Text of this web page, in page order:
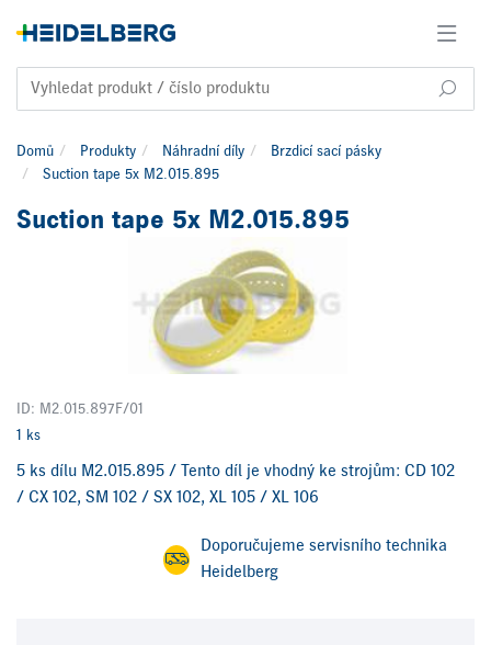
Domů Produkty Náhradní díly
Brzdicí sací pásky
Suction tape 5x M2.015.895
Suction tape 5x M2.015.895
ID: M2.015.897F/01
1 ks
5 ks dílu M2.015.895 / Tento díl je vhodný ke strojům: CD 102
/ CX 102, SM 102 / SX 102, XL 105 / XL 106
Doporučujeme servisního technika
Heidelberg